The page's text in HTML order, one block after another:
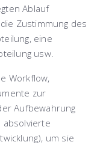
Ablauf
Zustimmung des
eine
usw.
Workflow,
zur
Aufbewahrung
absolvierte
um sie